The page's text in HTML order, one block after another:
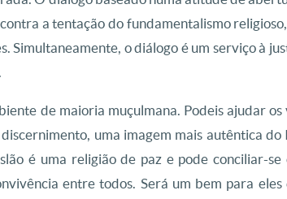
a tentação do fundamentalismo
Simultaneamente, o diálogo é um serviço à
de maioria muçulmana. Podeis ajudar os
uma imagem mais autêntica do
é uma religião de paz e pode conciliar-se
entre todos. Será um bem para eles